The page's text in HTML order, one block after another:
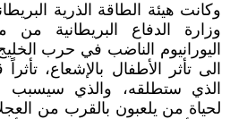
وزارة الدفاع البريطانية من
اليورانيوم الناضب في حرب
الى تأثر الأطفال بالإشعاع،
الذي ستطلقه، والذي سيسبب
لحياة من يلعبون بالقرب من